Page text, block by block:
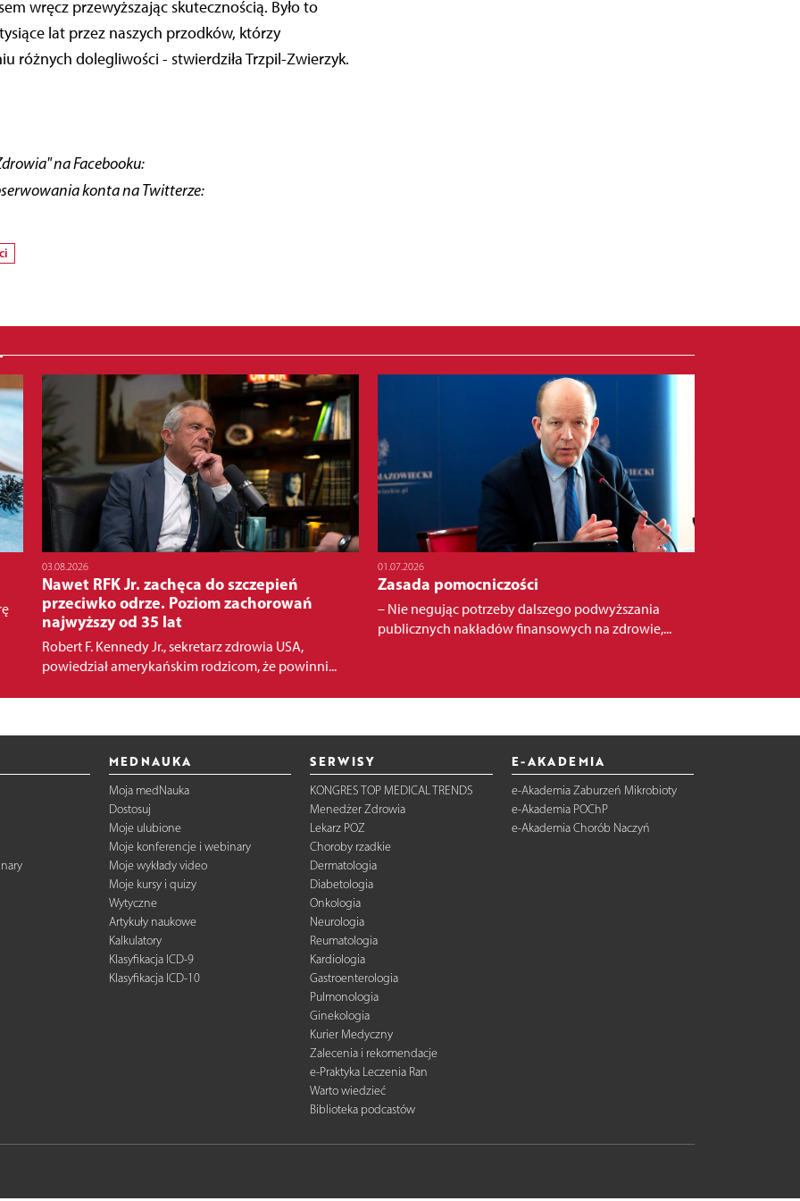
wręcz przewyższając skutecznością. Było to
lat przez naszych przodków, którzy
różnych dolegliwości - stwierdziła Trzpil-Zwierzyk.
na Facebooku:
konta na Twitterze:
03.08.2026
Nawet RFK Jr. zachęca do szczepień
przeciwko odrze. Poziom zachorowań
najwyższy od 35 lat
Robert F. Kennedy Jr., sekretarz zdrowia USA,
powiedział amerykańskim rodzicom, że powinni...
01.07.2026
Zasada pomocniczości
– Nie negując potrzeby dalszego podwyższania
publicznych nakładów finansowych na zdrowie,...
MEDNAUKA
Moja medNauka
Dostosuj
Moje ulubione
Moje konferencje i webinary
Moje wykłady video
Moje kursy i quizy
Wytyczne
Artykuły naukowe
Kalkulatory
Klasyfikacja ICD-9
Klasyfikacja ICD-10
SERWISY
KONGRES TOP MEDICAL TRENDS
Menedżer Zdrowia
Lekarz POZ
Choroby rzadkie
Dermatologia
Diabetologia
Onkologia
Neurologia
Reumatologia
Kardiologia
Gastroenterologia
Pulmonologia
Ginekologia
Kurier Medyczny
Zalecenia i rekomendacje
e-Praktyka Leczenia Ran
Warto wiedzieć
Biblioteka podcastów
E-AKADEMIA
e-Akademia Zaburzeń Mikrobioty
e-Akademia POChP
e-Akademia Chorób Naczyń